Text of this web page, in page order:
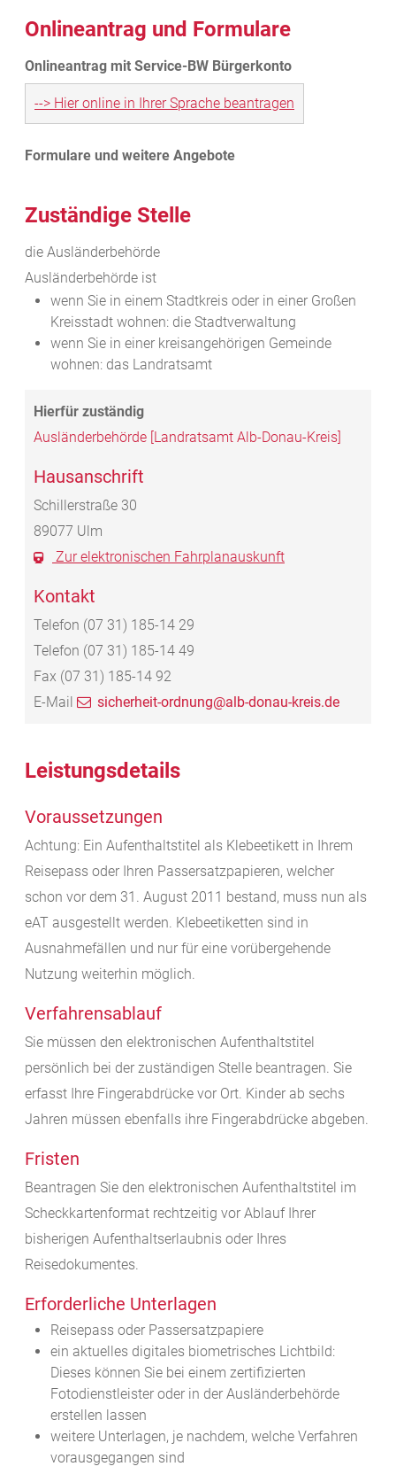
Onlineantrag und Formulare
--> Hier online in Ihrer Sprache beantragen
Zuständige Stelle
die Ausländerbehörde
Ausländerbehörde ist
wenn Sie in einem Stadtkreis oder in einer Großen
Kreisstadt wohnen: die Stadtverwaltung
wenn Sie in einer kreisangehörigen Gemeinde
wohnen: das Landratsamt
Ausländerbehörde [Landratsamt Alb-Donau-Kreis]
Hausanschrift
Schillerstraße 30
89077 Ulm
Zur elektronischen Fahrplanauskunft
Kontakt
Telefon (07 31) 185-14 29
Telefon (07 31) 185-14 49
Fax (07 31) 185-14 92
E-Mail
sicherheit-ordnung@alb-donau-kreis.de
Leistungsdetails
Voraussetzungen
Achtung: Ein Aufenthaltstitel als Klebeetikett in Ihrem
Reisepass oder Ihren Passersatzpapieren, welcher
schon vor dem 31. August 2011 bestand, muss nun als
eAT ausgestellt werden. Klebeetiketten sind in
Ausnahmefällen und nur für eine vorübergehende
Nutzung weiterhin möglich.
Verfahrensablauf
Sie müssen den elektronischen Aufenthaltstitel
persönlich bei der zuständigen Stelle beantragen. Sie
erfasst Ihre Fingerabdrücke vor Ort. Kinder ab sechs
Jahren müssen ebenfalls ihre Fingerabdrücke abgeben.
Fristen
Beantragen Sie den elektronischen Aufenthaltstitel im
Scheckkartenformat rechtzeitig vor Ablauf Ihrer
bisherigen Aufenthaltserlaubnis oder Ihres
Reisedokumentes.
Erforderliche Unterlagen
Reisepass oder Passersatzpapiere
ein aktuelles digitales biometrisches Lichtbild:
Dieses können Sie bei einem zertifizierten
Fotodienstleister oder in der Ausländerbehörde
erstellen lassen
weitere Unterlagen, je nachdem, welche Verfahren
vorausgegangen sind